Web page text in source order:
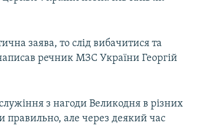
заява, то слід вибачитися та
речник МЗС України Георгій
з нагоди Великодня в різних
правильно, але через деякий час